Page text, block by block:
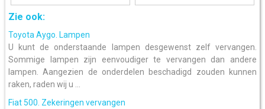
Zie ook:
Toyota Aygo. Lampen
U kunt de onderstaande lampen desgewenst zelf vervangen.
Sommige lampen zijn eenvoudiger te vervangen dan andere
lampen. Aangezien de onderdelen beschadigd zouden kunnen
raken, raden wij u ...
Fiat 500. Zekeringen vervangen